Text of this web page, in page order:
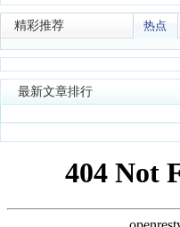
热点
精彩推荐
最新文章排行